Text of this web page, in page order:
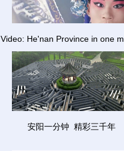
Video: He'nan Province in one
安阳一分钟  精彩三千年